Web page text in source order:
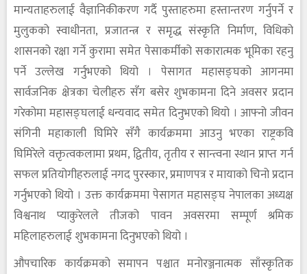
मान्यताहरुलाई वैज्ञानिकीकरण गर्दै पुस्ताहरुमा हस्तान्तरण गर्नुपर्ने र
मुलुकको स्वाधीनता, प्रजातन्त्र र समृद्ध संस्कृति निर्माण, विधिको
शासनको रक्षा गर्ने कुरामा समेत पेसाकर्मीको सकारात्मक भूमिका रहनु
पर्ने उल्लेख गर्नुभएको थियो । पेसागत महासङ्घको आगनमा
सार्वजनिक क्षेत्रका चेलीहरु सँग बसेर शुभकामना दिने अवसर प्रदान
गरेकोमा महासङ्घलाई धन्यवाद समेत दिनुभएको थियो । आफ्नो जीवन
संगिनी महाकाली घिमिरे सँगै कार्यक्रममा आउनु भएका राष्ट्रकवि
घिमिरेले वक्तृत्वकलामा प्रथम, द्वितीय, तृतीय र सान्त्वना स्थान प्राप्त गर्न
सफल प्रतियोगीहरुलाई नगद पुरस्कार, प्रमाणपत्र र मायाको चिनो प्रदान
गर्नुभएको थियो । उक्त कार्यक्रममा पेसागत महासङ्घ नेपालका अध्यक्ष
विश्वनाथ प्याकुरेलले तीजको पावन अवसरमा सम्पूर्ण श्रमिक
महिलाहरुलाई शुभकामना दिनुभएको थियो ।
औपचारिक कार्यक्रमको समापन पश्चात मनोरञ्जनात्मक साँस्कृतिक